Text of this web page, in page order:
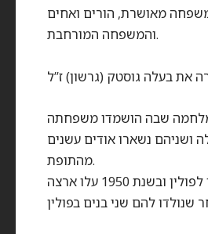
מאושרת, הורים ואחים
והמשפחה המורחבת.
שבה הושמדו משפחתה
ושניהם נשארו אודים עשנים
מהתופת.
בשנת 1945 ברחו לפולין ובשנת 1950 עלו ארצה